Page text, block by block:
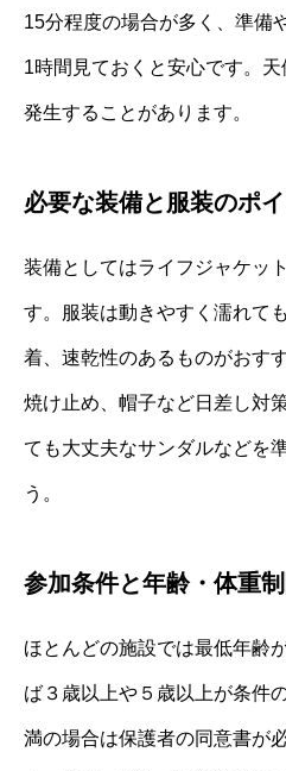
15分程度の場合が多く、準備
1時間見ておくと安心です。
発生することがあります。
必要な装備と服装のポ
装備としてはライフジャケッ
す。服装は動きやすく濡れて
着、速乾性のあるものがおす
焼け止め、帽子など日差し対
ても大丈夫なサンダルなどを
う。
参加条件と年齢・体重
ほとんどの施設では最低年齢
ば３歳以上や５歳以上が条件
満の場合は保護者の同意書が